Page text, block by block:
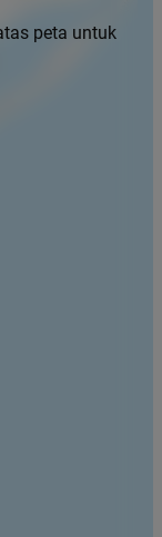
peta untuk